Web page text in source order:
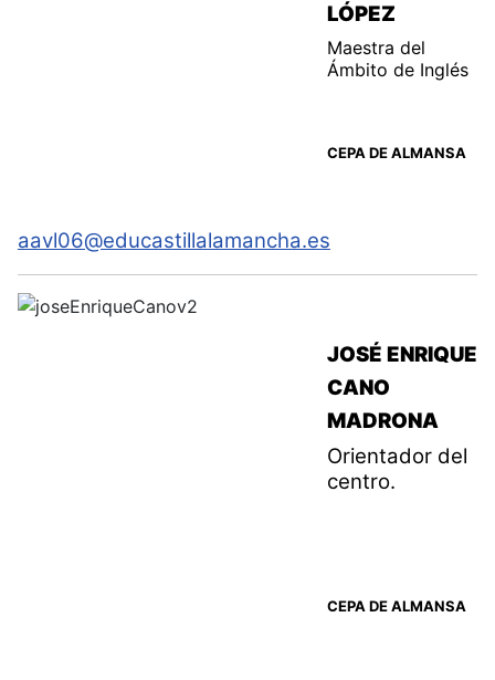
LÓPEZ
Maestra del
Ámbito de Inglés
CEPA DE ALMANSA
aavl06@educastillalamancha.es
JOSÉ ENRIQUE
CANO
MADRONA
Orientador del
centro.
CEPA DE ALMANSA